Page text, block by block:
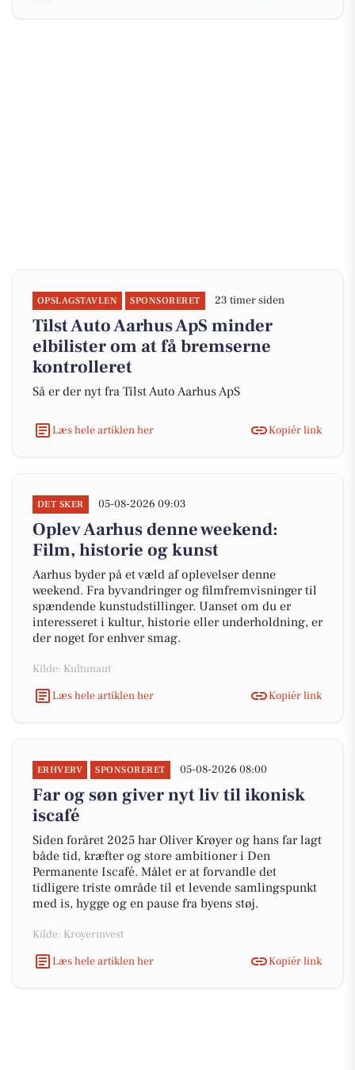
OPSLAGSTAVLEN SPONSORERET 23 timer siden
Tilst Auto Aarhus ApS minder
elbilister om at få bremserne
kontrolleret
Så er der nyt fra Tilst Auto Aarhus ApS
Læs hele artiklen her Kopiér link
DET SKER 05-08-2026 09:03
Oplev Aarhus denne weekend:
Film, historie og kunst
Aarhus byder på et væld af oplevelser denne
weekend. Fra byvandringer og filmfremvisninger til
spændende kunstudstillinger. Uanset om du er
interesseret i kultur, historie eller underholdning, er
der noget for enhver smag.
Kilde: Kultunaut
Læs hele artiklen her
Kopiér link
ERHVERV SPONSORERET 05-08-2026 08:00
Far og søn giver nyt liv til ikonisk
is­café
Siden foråret 2025 har Oliver Krøyer og hans far lagt
både tid, kræfter og store ambitioner i Den
Permanente Iscafé. Målet er at forvandle det
tidligere triste område til et levende samlingspunkt
med is, hygge og en pause fra byens støj.
Kilde: Kroyerinvest
Læs hele artiklen her
Kopiér link